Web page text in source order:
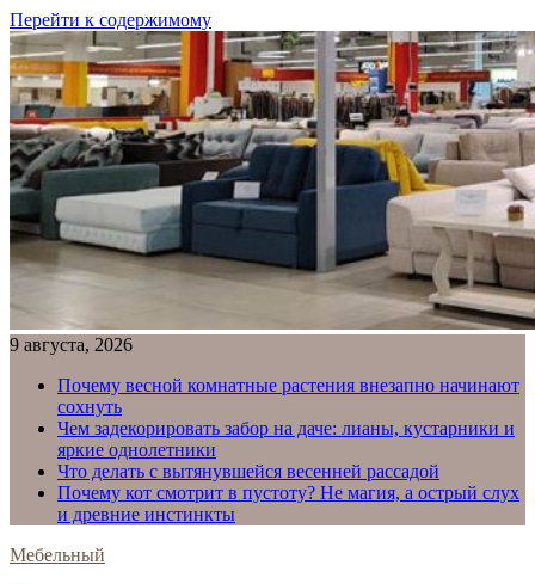
Перейти к содержимому
9 августа, 2026
Почему весной комнатные растения внезапно начинают
сохнуть
Чем задекорировать забор на даче: лианы, кустарники и
яркие однолетники
Что делать с вытянувшейся весенней рассадой
Почему кот смотрит в пустоту? Не магия, а острый слух
и древние инстинкты
Мебельный